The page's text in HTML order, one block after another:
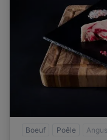
Boeuf Poêle Angus